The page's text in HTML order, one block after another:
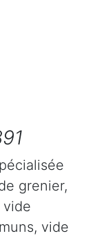
grenier,
vide
vide